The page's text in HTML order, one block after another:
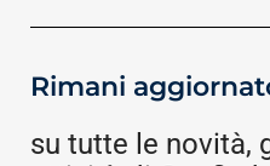
Rimani
su tutte le novità,